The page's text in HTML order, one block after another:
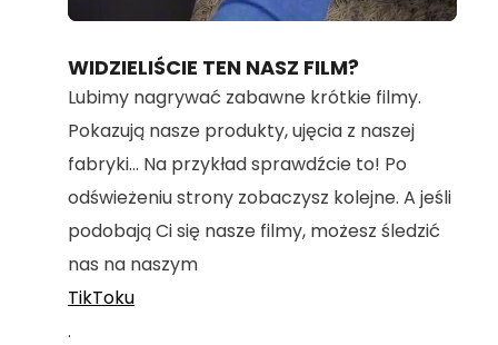
Loaded:
70.36%
WIDZIELIŚCIE TEN NASZ FILM?
Lubimy nagrywać zabawne krótkie filmy.
Pokazują nasze produkty, ujęcia z naszej
fabryki... Na przykład sprawdźcie to! Po
odświeżeniu strony zobaczysz kolejne. A jeśli
podobają Ci się nasze filmy, możesz śledzić
nas na naszym
TikToku
.